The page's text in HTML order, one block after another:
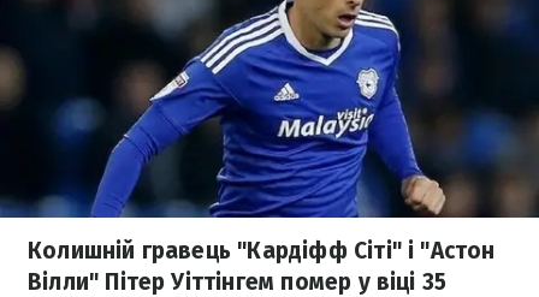
Колишній гравець "Кардіфф Сіті" і "Астон
Вілли" Пітер Уіттінгем помер у віці 35